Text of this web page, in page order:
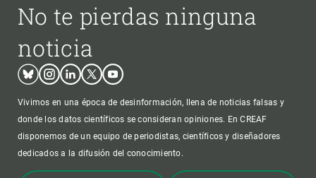
No te pierdas ninguna
noticia
BlueskyInstagram
LinkedinTwitterYoutube
Vivimos en una época de desinformación, llena de noticias falsas y
donde los datos científicos se consideran opiniones. En CREAF
disponemos de un equipo de periodistas, científicos y diseñadores
dedicados a la difusión del conocimiento.